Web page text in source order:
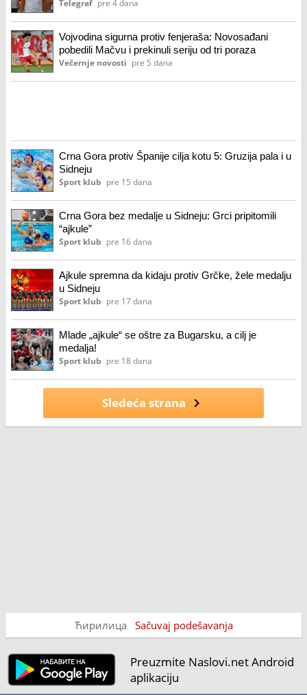
podignem ovaj tim"
Telegraf pre 4 dana
Vojvodina sigurna protiv fenjeraša: Novosađani
pobedili Mačvu i prekinuli seriju od tri poraza
Večernje novosti pre 5 dana
Crna Gora protiv Španije cilja kotu 5: Gruzija pala i u
Sidneju
Sport klub pre 15 dana
Crna Gora bez medalje u Sidneju: Grci pripitomili
“ajkule”
Sport klub pre 16 dana
Ajkule spremna da kidaju protiv Grčke, žele medalju
u Sidneju
Sport klub pre 17 dana
Mlade „ajkule“ se oštre za Bugarsku, a cilj je
medalja!
Sport klub pre 18 dana
Sledeća strana
Ћирилица Sačuvaj podešavanja
Preuzmite Naslovi.net Android
aplikaciju